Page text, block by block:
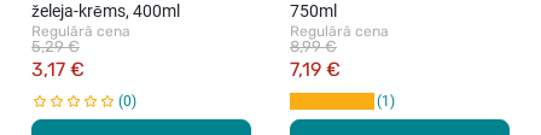
želeja-krēms, 400ml
Regulārā cena
3,17 €
5,29 €
0
750ml
Regulārā cena
7,19 €
8,99 €
1